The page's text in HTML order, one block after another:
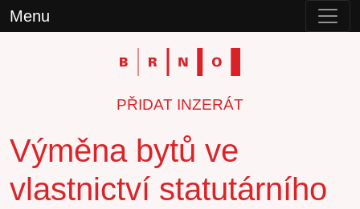
Menu
PŘIDAT INZERÁT
Výměna bytů ve
vlastnictví statutárního